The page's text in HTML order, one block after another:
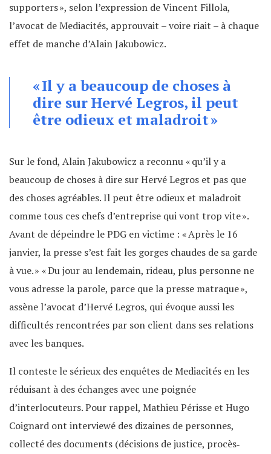
supporters », selon l’expression de Vincent Fillola,
l’avocat de Mediacités, approuvait – voire riait – à chaque
effet de manche d’Alain Jakubowicz.
« Il y a beaucoup de choses à
dire sur Hervé Legros, il peut
être odieux et maladroit »
Sur le fond, Alain Jakubowicz a reconnu « qu’il y a
beaucoup de choses à dire sur Hervé Legros et pas que
des choses agréables. Il peut être odieux et maladroit
comme tous ces chefs d’entreprise qui vont trop vite ».
Avant de dépeindre le PDG en victime : « Après le 16
janvier, la presse s’est fait les gorges chaudes de sa garde
à vue. » « Du jour au lendemain, rideau, plus personne ne
vous adresse la parole, parce que la presse matraque »,
assène l’avocat d’Hervé Legros, qui évoque aussi les
difficultés rencontrées par son client dans ses relations
avec les banques.
Il conteste le sérieux des enquêtes de Mediacités en les
réduisant à des échanges avec une poignée
d’interlocuteurs. Pour rappel, Mathieu Périsse et Hugo
Coignard ont interviewé des dizaines de personnes,
collecté des documents (décisions de justice, procès‐